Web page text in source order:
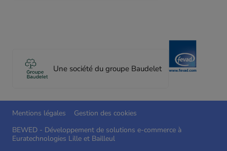
Une société du groupe Baudelet
Mentions légales
Gestion des cookies
BEWED - Développement de solutions e-commerce à
Euratechnologies Lille et Bailleul